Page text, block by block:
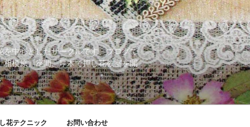
中心としたサークルです。ブログで
模原、座間、厚木で押し花教室を開
花テクニック お問い合わせ